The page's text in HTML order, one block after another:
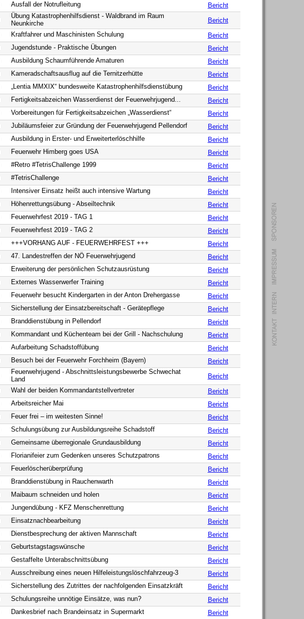
Ausfall der Notrufleitung
Bericht
Übung Katastrophenhilfsdienst - Waldbrand im Raum
Neunkirche
Bericht
Kraftfahrer und Maschinisten Schulung
Bericht
Jugendstunde - Praktische Übungen
Bericht
Ausbildung Schaumführende Amaturen
Bericht
Kameradschaftsausflug auf die Ternitzerhütte
Bericht
„Lentia MMXIX“ bundesweite Katastrophenhilfsdienstübung
Bericht
Fertigkeitsabzeichen Wasserdienst der Feuerwehrjugend...
Bericht
Vorbereitungen für Fertigkeitsabzeichen „Wasserdienst“
Bericht
Jubiläumsfeier zur Gründung der Feuerwehrjugend Pellendorf
Bericht
Ausbildung in Erster- und Erweiterterlöschhilfe
Bericht
Feuerwehr Himberg goes USA
Bericht
#Retro #TetrisChallenge 1999
Bericht
#TetrisChallenge
Bericht
Intensiver Einsatz heißt auch intensive Wartung
Bericht
Höhenrettungsübung - Abseiltechnik
Bericht
Feuerwehrfest 2019 - TAG 1
Bericht
Feuerwehrfest 2019 - TAG 2
Bericht
+++VORHANG AUF - FEUERWEHRFEST +++
Bericht
47. Landestreffen der NÖ Feuerwehrjugend
Bericht
Erweiterung der persönlichen Schutzausrüstung
Bericht
Externes Wasserwerfer Training
Bericht
Feuerwehr besucht Kindergarten in der Anton Drehergasse
Bericht
Sicherstellung der Einsatzbereitschaft - Gerätepflege
Bericht
Branddienstübung in Pellendorf
Bericht
Kommandant und Küchenteam bei der Grill - Nachschulung
Bericht
Aufarbeitung Schadstoffübung
Bericht
Besuch bei der Feuerwehr Forchheim (Bayern)
Bericht
Feuerwehrjugend - Abschnittsleistungsbewerbe Schwechat
Land
Bericht
Wahl der beiden Kommandantstellvertreter
Bericht
Arbeitsreicher Mai
Bericht
Feuer frei – im weitesten Sinne!
Bericht
Schulungsübung zur Ausbildungsreihe Schadstoff
Bericht
Gemeinsame überregionale Grundausbildung
Bericht
Florianifeier zum Gedenken unseres Schutzpatrons
Bericht
Feuerlöscherüberprüfung
Bericht
Branddienstübung in Rauchenwarth
Bericht
Maibaum schneiden und holen
Bericht
Jungendübung - KFZ Menschenrettung
Bericht
Einsatznachbearbeitung
Bericht
Dienstbesprechung der aktiven Mannschaft
Bericht
Geburtstagstagswünsche
Bericht
Gestaffelte Unterabschnittsübung
Bericht
Ausschreibung eines neuen Hilfeleistungslöschfahrzeug-3
Bericht
Sicherstellung des Zutrittes der nachfolgenden Einsatzkräft
Bericht
Schulungsreihe unnötige Einsätze, was nun?
Bericht
Dankesbrief nach Brandeinsatz in Supermarkt Bericht